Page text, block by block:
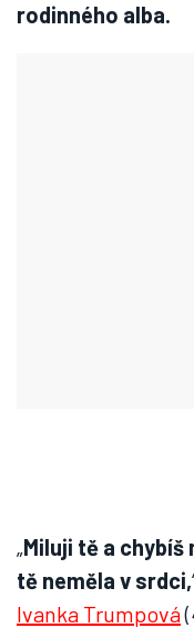
rodinného alba.
„Miluji tě a chybíš
tě neměla v srdci,
Ivanka Trumpová